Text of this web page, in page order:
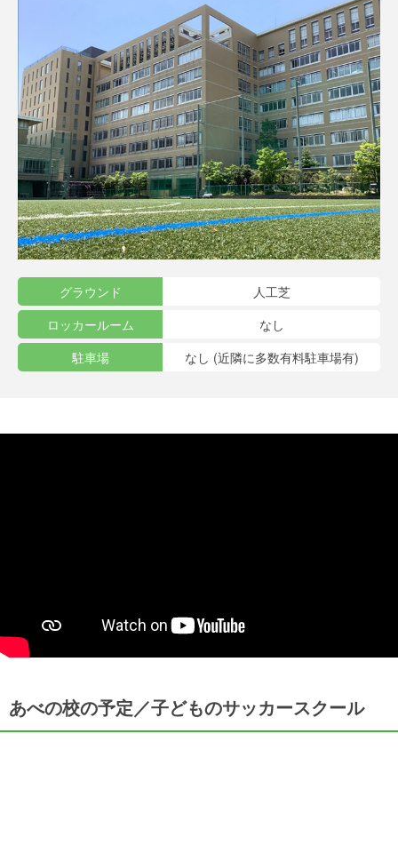
グラウンド
人工芝
ロッカールーム
なし
駐車場
なし (近隣に多数有料駐車場有)
あべの校の予定／子どものサッカースクール